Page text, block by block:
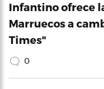
Infantino ofrece
Marruecos a
Times"
0